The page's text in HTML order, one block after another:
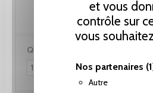
et vous
contrôle sur
vous
Nos partenaires
Autre
Quantité :